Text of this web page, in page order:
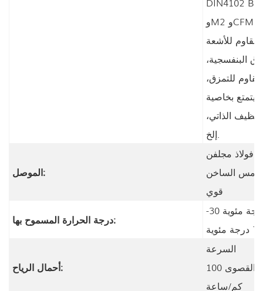
وM2 وCFM؛
مقاوم للأشعة
البنفسجية،
مقاوم للتمزق،
يتمتع بخاصية
الذاتي،
إلخ.
الموصل:
فولاذ مجلفن
الساخن
قوي
درجة الحرارة المسموح بها:
-30 درجة مئوية
أحمال الرياح:
السرعة
القصوى 100
كم/ساعة